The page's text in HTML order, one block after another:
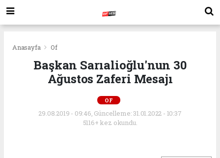
Anasayfa Of
Başkan Sarıalioğlu'nun 30
Ağustos Zaferi Mesajı
OF
29.08.2019 - 09:46, Güncelleme: 31.01.2022 - 10:37
5116+ kez okundu.